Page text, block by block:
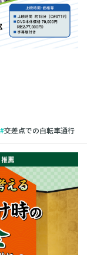
交差点での自転車通行